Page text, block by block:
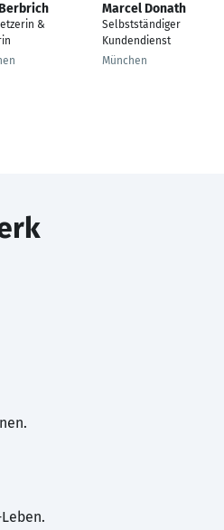
&
Marcel Donath
Selbstständiger
Kundendienst
München